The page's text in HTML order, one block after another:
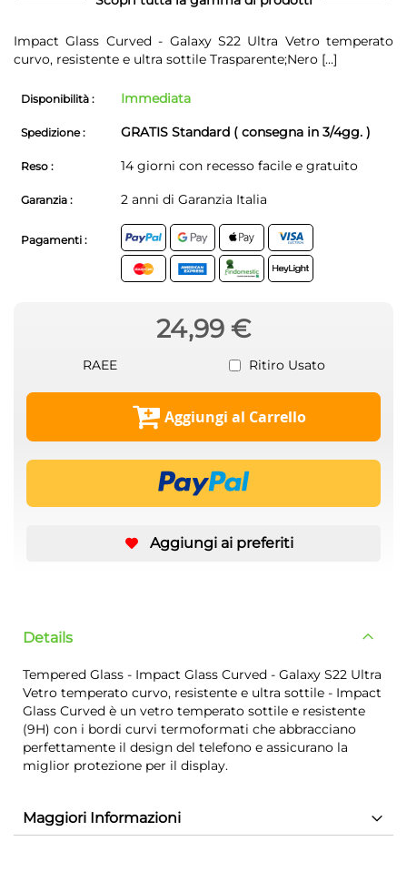
Impact Glass Curved - Galaxy S22 Ultra Vetro temperato
curvo, resistente e ultra sottile Trasparente;Nero [...]
Disponibilità : Immediata
Spedizione : GRATIS Standard ( consegna in 3/4gg. )
Reso : 14 giorni con recesso facile e gratuito
Garanzia : 2 anni di Garanzia Italia
Pagamenti :
24,99 €
RAEE Ritiro Usato
Aggiungi al Carrello
Aggiungi ai preferiti
Details
Tempered Glass - Impact Glass Curved - Galaxy S22 Ultra
Vetro temperato curvo, resistente e ultra sottile - Impact
Glass Curved è un vetro temperato sottile e resistente
(9H) con i bordi curvi termoformati che abbracciano
perfettamente il design del telefono e assicurano la
miglior protezione per il display.
Maggiori Informazioni